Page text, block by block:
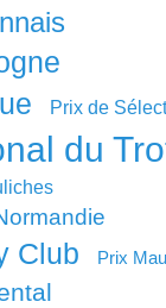
Prix de
du
Club Prix